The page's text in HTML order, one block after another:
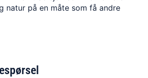
natur på en måte som få andre